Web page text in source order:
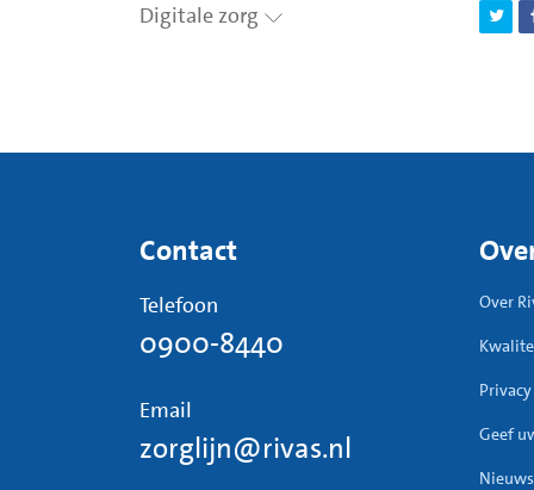
Digitale zorg
Contact
Telefoon
0900-8440
Email
zorglijn@rivas.nl
Over
Privacy
Geef
Nieuws